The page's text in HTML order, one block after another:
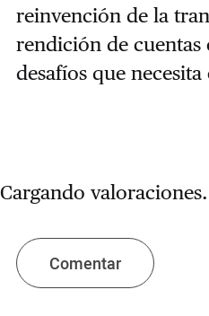
reinvención de la
rendición de cuentas
desafíos que necesita
Cargando
Comentar